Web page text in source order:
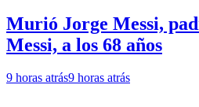
Murió Jorge Messi,
Messi, a los 68 años
9 horas atrás9 horas atrás